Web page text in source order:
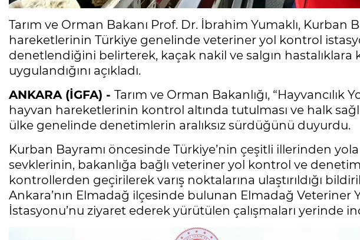
Tarım ve Orman Bakanı Prof. Dr. İbrahim Yumaklı, Kurban
hareketlerinin Türkiye genelinde veteriner yol kontrol
denetlendiğini belirterek, kaçak nakil ve salgın hastalıklara
uygulandığını açıkladı.
ANKARA (İGFA) - Tarım ve Orman Bakanlığı, “Hayvancılık
hayvan hareketlerinin kontrol altında tutulması ve halk
ülke genelinde denetimlerin aralıksız sürdüğünü duyurdu.
Kurban Bayramı öncesinde Türkiye’nin çeşitli illerinden
sevklerinin, bakanlığa bağlı veteriner yol kontrol ve denetim
kontrollerden geçirilerek varış noktalarına ulaştırıldığı
Ankara’nın Elmadağ ilçesinde bulunan Elmadağ Veteriner
İstasyonu’nu ziyaret ederek yürütülen çalışmaları yerinde